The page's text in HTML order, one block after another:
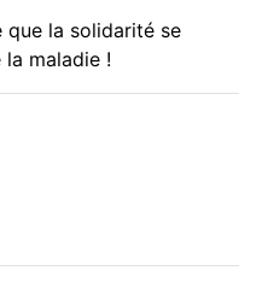
que la solidarité se
maladie !